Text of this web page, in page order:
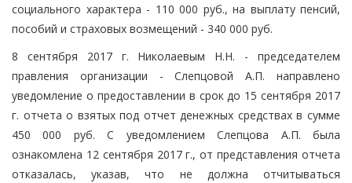
социального характера - 110 000 руб., на выплату пенсий,
пособий и страховых возмещений - 340 000 руб.
8 сентября 2017 г. Николаевым Н.Н. - председателем
правления организации - Слепцовой А.П. направлено
уведомление о предоставлении в срок до 15 сентября 2017
г. отчета о взятых под отчет денежных средствах в сумме
450 000 руб. С уведомлением Слепцова А.П. была
ознакомлена 12 сентября 2017 г., от представления отчета
отказалась, указав, что не должна отчитываться